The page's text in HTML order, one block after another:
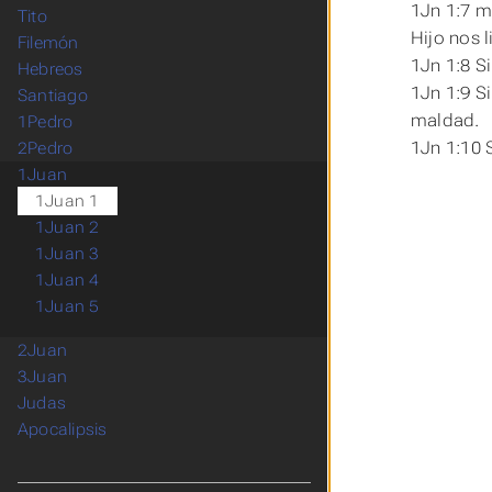
1Jn 1:7
Hijo nos
1Jn 1:8
1Jn 1:9
maldad.
1Jn 1:10
Tito
Filemón
Hebreos
Santiago
1Pedro
2Pedro
1Juan
1Juan 1
1Juan 2
1Juan 3
1Juan 4
1Juan 5
2Juan
3Juan
Judas
Apocalipsis